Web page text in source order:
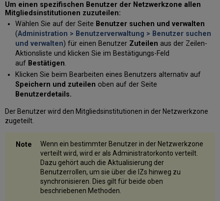
Um einen spezifischen Benutzer der Netzwerkzone allen
Mitgliedsinstitutionen zuzuteilen:
Wählen Sie auf der Seite Benutzer suchen und verwalten
(Administration > Benutzerverwaltung > Benutzer suchen
und verwalten) für einen Benutzer Zuteilen aus der Zeilen-
Aktionsliste und klicken Sie im Bestätigungs-Feld
auf Bestätigen.
Klicken Sie beim Bearbeiten eines Benutzers alternativ auf
Speichern und zuteilen oben auf der Seite
Benutzerdetails.
Der Benutzer wird den Mitgliedsinstitutionen in der Netzwerkzone
zugeteilt.
Wenn ein bestimmter Benutzer in der Netzwerkzone
verteilt wird, wird er als Administratorkonto verteilt.
Dazu gehört auch die Aktualisierung der
Benutzerrollen, um sie über die IZs hinweg zu
synchronisieren. Dies gilt für beide oben
beschriebenen Methoden.